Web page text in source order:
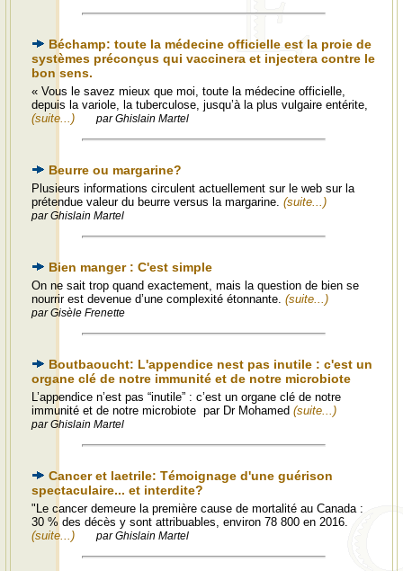
Béchamp: toute la médecine officielle est la proie de
systèmes préconçus qui vaccinera et injectera contre le
bon sens.
« Vous le savez mieux que moi, toute la médecine officielle,
depuis la variole, la tuberculose, jusqu’à la plus vulgaire entérite,
(suite...)
par Ghislain Martel
Beurre ou margarine?
Plusieurs informations circulent actuellement sur le web sur la
prétendue valeur du beurre versus la margarine. (suite...)
par Ghislain Martel
Bien manger : C'est simple
On ne sait trop quand exactement, mais la question de bien se
nourrir est devenue d’une complexité étonnante. (suite...)
par Gisèle Frenette
Boutbaoucht: L'appendice nest pas inutile : c'est un
organe clé de notre immunité et de notre microbiote
L’appendice n’est pas “inutile” : c’est un organe clé de notre
immunité et de notre microbiote par Dr Mohamed (suite...)
par Ghislain Martel
Cancer et laetrile: Témoignage d'une guérison
spectaculaire... et interdite?
"Le cancer demeure la première cause de mortalité au Canada :
30 % des décès y sont attribuables, environ 78 800 en 2016.
(suite...)
par Ghislain Martel